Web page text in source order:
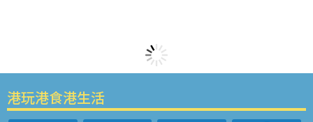
港玩港食港生活